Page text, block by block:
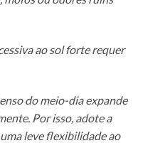
ao sol forte requer
do meio-dia expande
Por isso, adote a
leve flexibilidade ao